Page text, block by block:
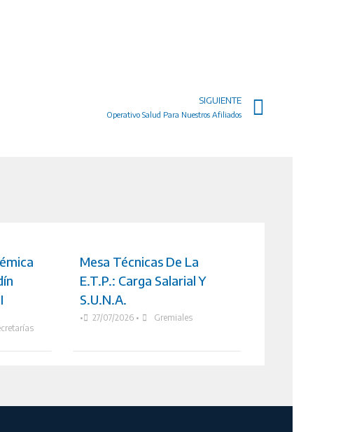
SIGUIENTE
Operativo Salud Para Nuestros Afiliados
Mesa Técnicas De La
E.T.P.: Carga Salarial Y
S.U.N.A.
• 27/07/2026 • Gremiales